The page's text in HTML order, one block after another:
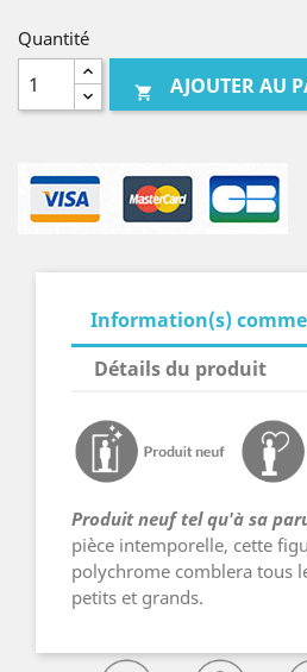
Quantité
 AJOUTER AU
Information(s)
Détails du produit
Produit neuf tel qu'à sa
pièce intemporelle, cette
polychrome comblera tous
petits et grands.